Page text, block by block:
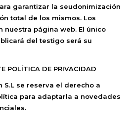
garantizar la seudonimización
total de los mismos. Los
nuestra página web. El único
del testigo será su
POLÍTICA DE PRIVACIDAD
S.L se reserva el derecho a
para adaptarla a novedades